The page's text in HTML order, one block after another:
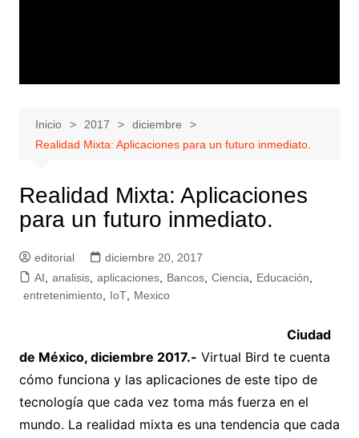
Inicio 2017
diciembre
Realidad Mixta: Aplicaciones para un futuro inmediato.
Realidad Mixta: Aplicaciones
para un futuro inmediato.
editorial
diciembre 20, 2017
AI
analisis, aplicaciones, Bancos, Ciencia Educación
entretenimiento, IoT, Mexico
Ciudad
de México, diciembre 2017.- Virtual Bird te cuenta
cómo funciona y las aplicaciones de este tipo de
tecnología que cada vez toma más fuerza en el
mundo. La realidad mixta es una tendencia que cada